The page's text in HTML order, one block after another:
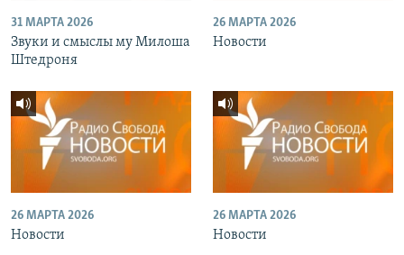
31 МАРТА 2026
Звуки и смыслы му Милоша
Штедроня
26 МАРТА 2026
Новости
26 МАРТА 2026
Новости
26 МАРТА 2026
Новости